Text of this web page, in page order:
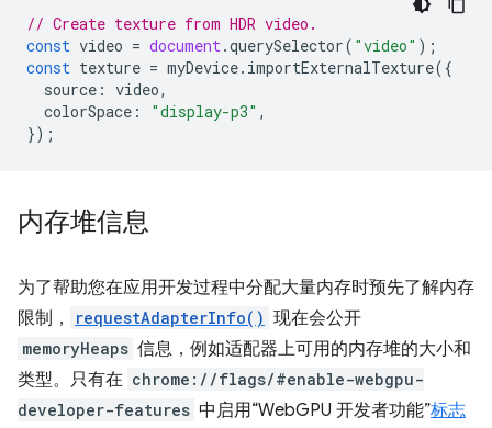
// Create texture from HDR video.
const video = document .querySelector( "video" );
const texture = myDevice. importExternalTexture({
source : video,
colorSpace : "display-p3" ,
});
内存堆信息
为了帮助您在应用开发过程中分配大量内存时预先了解内存
限制，
requestAdapterInfo() 现在会公开
memoryHeaps 信息，例如适配器上可用的内存堆的大小和
类型。只有在 chrome://flags/#enable-webgpu-
developer-features 中启用“WebGPU 开发者功能”标志